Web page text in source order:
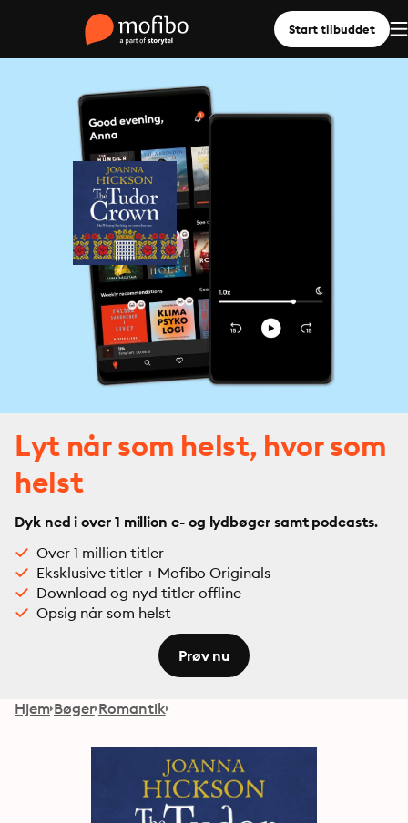
Start tilbuddet
Lyt når som helst, hvor som
helst
Dyk ned i over 1 million e- og lydbøger samt podcasts.
Over 1 million titler
Eksklusive titler + Mofibo Originals
Download og nyd titler offline
Opsig når som helst
Prøv nu
Hjem Bøger Romantik